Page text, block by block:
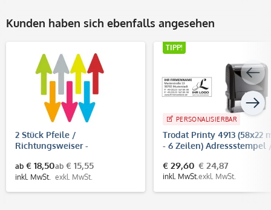
Kunden haben sich ebenfalls angesehen
2 Stück Pfeile /
Richtungsweiser -
(Pfeilgröße 400x160 mm)
ab € 18,50
inkl. MwSt.
ab € 15,55
exkl. MwSt.
TIPP!
PERSONALISIERBAR
Trodat Printy 4913 (58x22
- 6 Zeilen) Adressstempel
€ 29,60
inkl. MwSt.
€ 24,87
exkl. MwSt.